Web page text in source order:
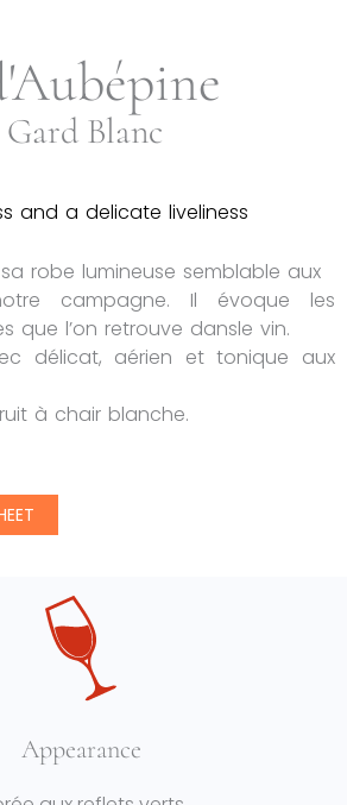
Blanc
and a delicate liveliness
robe lumineuse semblable aux
campagne. Il évoque les
que l’on retrouve dansle vin.
délicat, aérien et tonique aux
à chair blanche.
Appearance